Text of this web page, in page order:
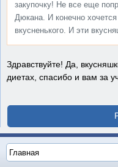
закупочку! Не все еще
Дюкана. И конечно
вкусненького. И эти
Здравствуйте! Да,
диетах, спасибо и вам за